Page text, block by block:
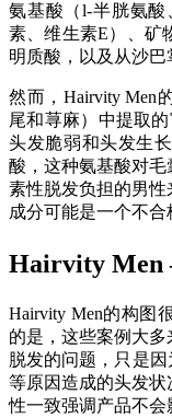
氨基酸（l-半胱氨
素、维生素E）、矿
明质酸，以及从沙巴
然而，Hairvity Men
尾和荨麻）中提取
头发脆弱和头发生
酸，这种氨基酸对
素性脱发负担的男
成分可能是一个不合
Hairvity Men
Hairvity Men的构图
的是，这些案例大
脱发的问题，只是
等原因造成的头发
性一致强调产品不